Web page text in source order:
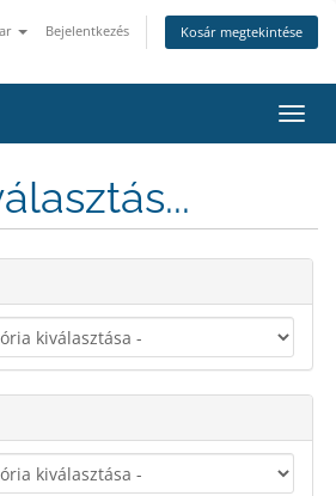
Bejelentkezés Kosár megtekintése
a